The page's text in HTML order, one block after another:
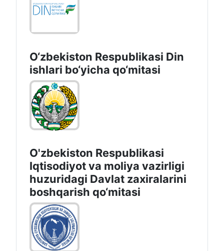
O‘zbekiston Respublikаsi Din
ishlаri bo‘yichа qo‘mitаsi
O'zbekiston Respublikasi
Iqtisodiyot va moliya vazirligi
huzuridаgi Dаvlаt zаxirаlаrini
boshqаrish qo‘mitаsi